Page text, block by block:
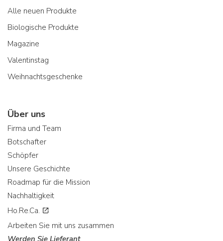
Alle neuen Produkte
Biologische Produkte
Magazine
Valentinstag
Weihnachtsgeschenke
Über uns
Firma und Team
Botschafter
Schöpfer
Unsere Geschichte
Roadmap für die Mission
Nachhaltigkeit
Ho.Re.Ca.
Arbeiten Sie mit uns zusammen
Werden Sie Lieferant